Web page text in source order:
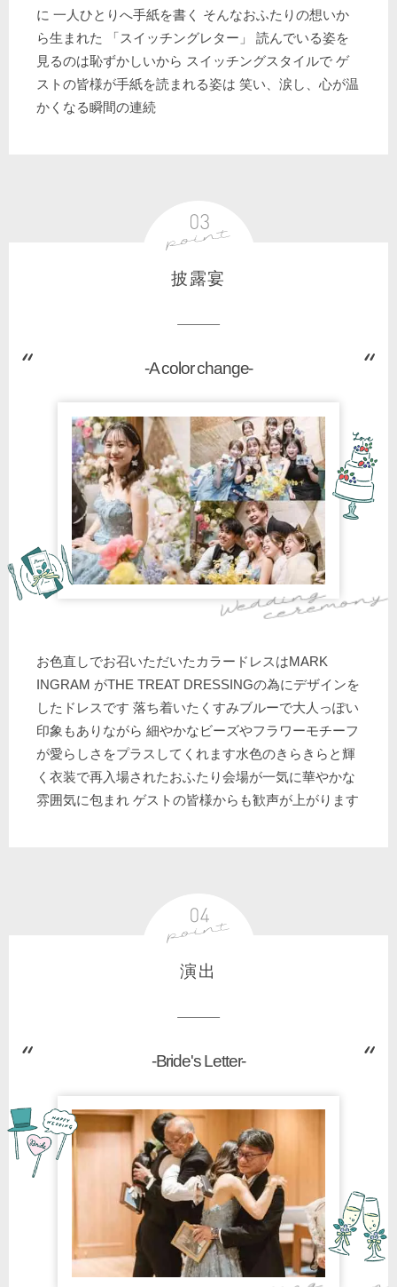
に 一人ひとりへ手紙を書く そんなおふたりの想いか
ら生まれた 「スイッチングレター」 読んでいる姿を
見るのは恥ずかしいから スイッチングスタイルで ゲ
ストの皆様が手紙を読まれる姿は 笑い、涙し、心が温
かくなる瞬間の連続
披露宴
-A color change-
お色直しでお召いただいたカラードレスはMARK
INGRAM がTHE TREAT DRESSINGの為にデザインを
したドレスです 落ち着いたくすみブルーで大人っぽい
印象もありながら 細やかなビーズやフラワーモチーフ
が愛らしさをプラスしてくれます水色のきらきらと輝
く衣装で再入場されたおふたり会場が一気に華やかな
雰囲気に包まれ ゲストの皆様からも歓声が上がります
演出
-Bride's Letter-